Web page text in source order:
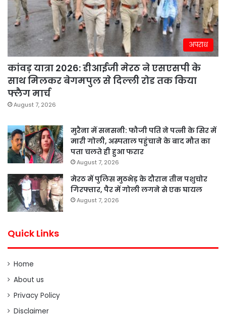
अपराध
कांवड़ यात्रा 2026: डीआईजी मेरठ ने एसएसपी के
साथ मिलकर बेगमपुल से दिल्ली रोड तक किया
फ्लैग मार्च
August 7, 2026
मुरैना में सनसनी: फौजी पति ने पत्नी के सिर में
मारी गोली, अस्पताल पहुंचाने के बाद मौत का
पता चलते ही हुआ फरार
August 7, 2026
मेरठ में पुलिस मुठभेड़ के दौरान तीन पशुचोर
गिरफ्तार, पैर में गोली लगने से एक घायल
August 7, 2026
Quick Links
Home
About us
Privacy Policy
Disclaimer